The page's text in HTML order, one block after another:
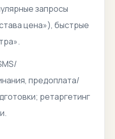
запросы
цена»), быстрые
предоплата/
ретаргетинг